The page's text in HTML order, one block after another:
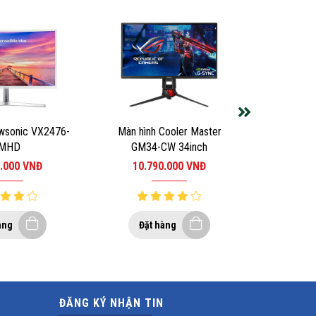
lỏng,
VX2476-
LED/IPS/75Hz/5ms/250
VNĐ
Màn hình Cooler Master
GM34-CW 34inch
UWQHD/144Hz/Curved
10.790.000 VNĐ
Đặt hàng
ĐĂNG KÝ NHẬN TIN